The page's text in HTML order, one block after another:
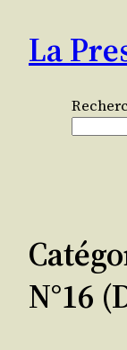
contenu
La
N°16